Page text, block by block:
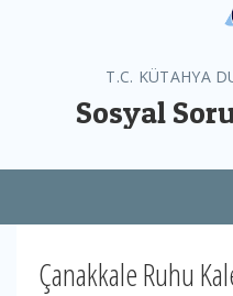
T.C. KÜTAHYA
Sosyal
Çanakkale Ruhu